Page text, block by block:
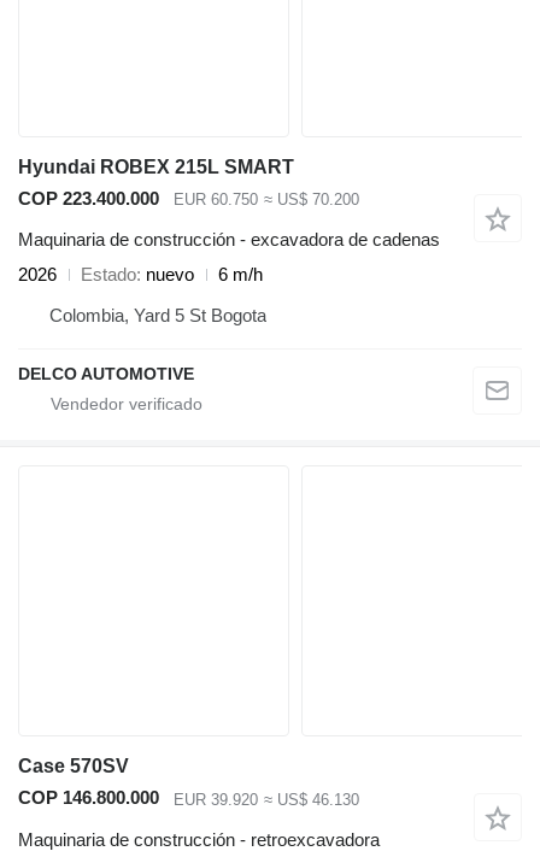
Hyundai ROBEX 215L SMART
COP 223.400.000
EUR 60.750 ≈ US$ 70.200
Maquinaria de construcción - excavadora de cadenas
2026
Estado nuevo
6 m/h
Colombia, Yard 5 St Bogota
DELCO AUTOMOTIVE
Case 570SV
COP 146.800.000
EUR 39.920 ≈ US$ 46.130
Maquinaria de construcción - retroexcavadora